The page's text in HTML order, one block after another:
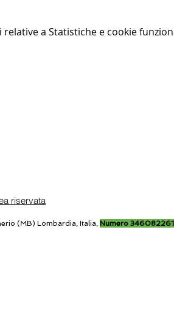
a Statistiche e cookie
riservata
(MB) Lombardia, Italia, Numero